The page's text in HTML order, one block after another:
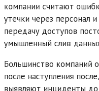
компании считают
утечки через персонал
передачу доступов
умышленный слив
Большинство компаний
после наступления
выявляют инциденты